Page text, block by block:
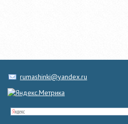
rumashinki@yandex.ru